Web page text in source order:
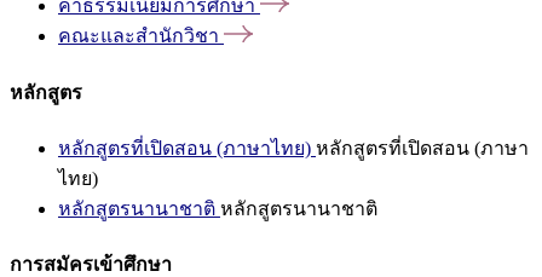
ค่าธรรมเนียมการศึกษา
คณะและสำนักวิชา
หลักสูตร
หลักสูตรที่เปิดสอน (ภาษาไทย) หลักสูตรที่เปิดสอน (ภาษา
ไทย)
หลักสูตรนานาชาติ หลักสูตรนานาชาติ
การสมัครเข้าศึกษา